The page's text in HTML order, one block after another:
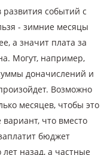
развития событий с
- зимние месяцы
а значит плата за
Могут, например,
доначислений и
Возможно
месяцев, чтобы это
что вместо
бюджет
назад, а частные